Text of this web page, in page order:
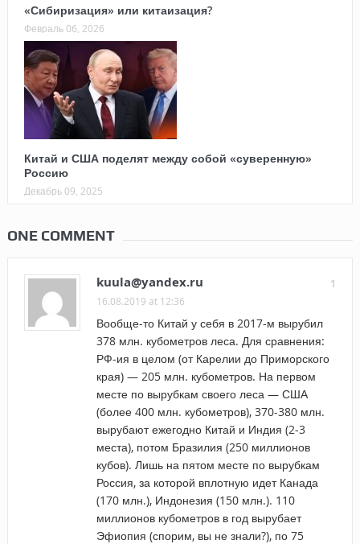
«Сибиризация» или китаизация?
Февраль 06, 2026
Китай и США поделят между собой «суверенную»
Россию
Декабрь 09, 2025
ONE COMMENT
1
kuula@yandex.ru
16.08.2019 at 12:36
Вообще-то Китай у себя в 2017-м вырубил
378 млн. кубометров леса. Для сравнения:
РФ-ия в целом (от Карелии до Приморского
края) — 205 млн. кубометров. На первом
месте по вырубкам своего леса — США
(более 400 млн. кубометров), 370-380 млн.
вырубают ежегодно Китай и Индия (2-3
места), потом Бразилия (250 миллионов
кубов). Лишь на пятом месте по вырубкам
Россия, за которой вплотную идет Канада
(170 млн.), Индонезия (150 млн.). 110
миллионов кубометров в год вырубает
Эфиопия (спорим, вы не знали?), по 75